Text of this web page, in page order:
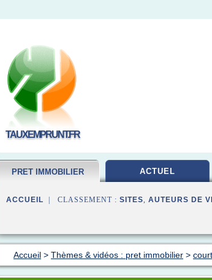
TAUXEMPRUNT.FR
PRET IMMOBILIER ACTUEL
ACCUEIL | CLASSEMENT : SITES, AUTEURS DE
Accueil > Thèmes & vidéos : pret immobilier >